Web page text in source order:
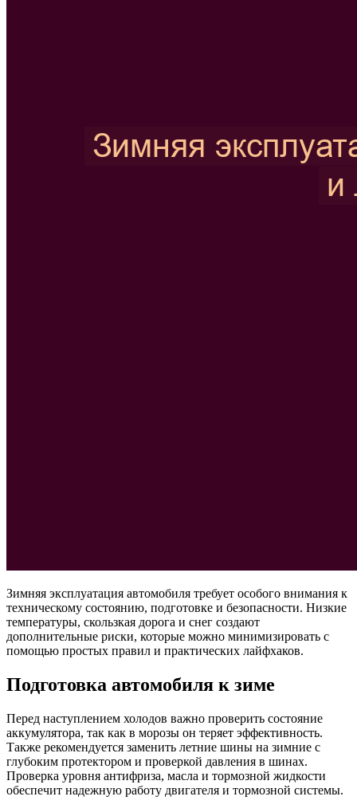
Зимняя эксплуатация автомобиля требует особого внимания к
техническому состоянию, подготовке и безопасности. Низкие
температуры, скользкая дорога и снег создают
дополнительные риски, которые можно минимизировать с
помощью простых правил и практических лайфхаков.
Подготовка автомобиля к зиме
Перед наступлением холодов важно проверить состояние
аккумулятора, так как в морозы он теряет эффективность.
Также рекомендуется заменить летние шины на зимние с
глубоким протектором и проверкой давления в шинах.
Проверка уровня антифриза, масла и тормозной жидкости
обеспечит надежную работу двигателя и тормозной системы.